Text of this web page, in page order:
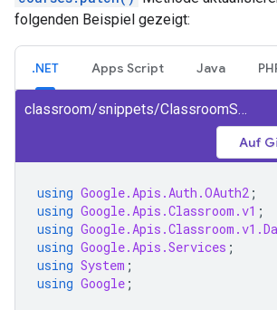
folgenden Beispiel gezeigt:
.NET Apps Script Java
classroom/snippets/ClassroomSnippets/PatchCourse.cs
Auf
using Google.Apis.Auth.OAuth2 ;
using Google.Apis.Classroom.v1 ;
using
using Google.Apis.Services ;
using System ;
using Google ;